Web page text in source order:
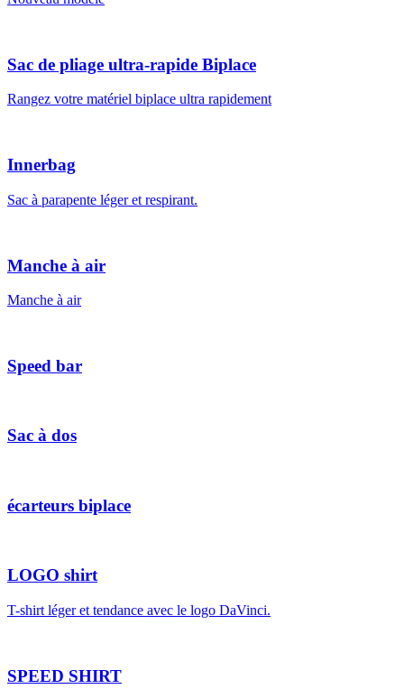
Sac de pliage ultra-rapide Biplace
Rangez votre matériel biplace ultra rapidement
Innerbag
Sac à parapente léger et respirant.
Manche à air
Manche à air
Speed bar
Sac à dos
écarteurs biplace
LOGO shirt
T-shirt léger et tendance avec le logo DaVinci.
SPEED SHIRT